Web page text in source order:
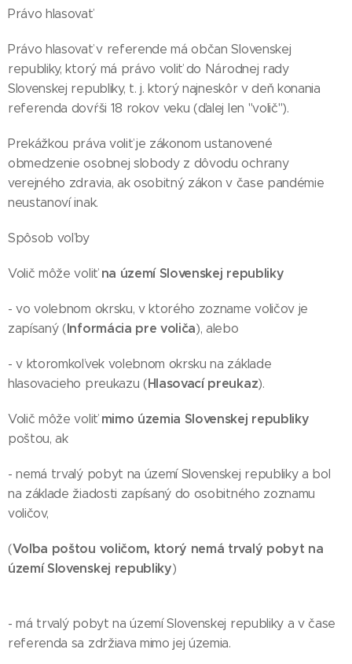
Právo hlasovať
Právo hlasovať v referende má občan Slovenskej
republiky, ktorý má právo voliť do Národnej rady
Slovenskej republiky, t. j. ktorý najneskôr v deň konania
referenda dovŕši 18 rokov veku (ďalej len "volič").
Prekážkou práva voliť je zákonom ustanovené
obmedzenie osobnej slobody z dôvodu ochrany
verejného zdravia, ak osobitný zákon v čase pandémie
neustanoví inak.
Spôsob voľby
Volič môže voliť na území Slovenskej republiky
- vo volebnom okrsku, v ktorého zozname voličov je
zapísaný (Informácia pre voliča), alebo
- v ktoromkoľvek volebnom okrsku na základe
hlasovacieho preukazu (Hlasovací preukaz).
Volič môže voliť mimo územia Slovenskej republiky
poštou, ak
- nemá trvalý pobyt na území Slovenskej republiky a bol
na základe žiadosti zapísaný do osobitného zoznamu
voličov,
(Voľba poštou voličom, ktorý nemá trvalý pobyt na
území Slovenskej republiky)
- má trvalý pobyt na území Slovenskej republiky a v čase
referenda sa zdržiava mimo jej územia.